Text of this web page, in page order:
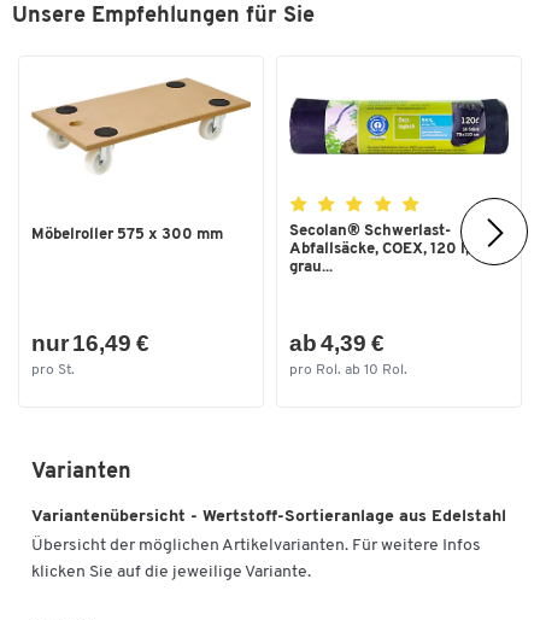
Unsere Empfehlungen für Sie
Möbelroller 575 x 300 mm
nur 16,49 €
pro St.
Secolan® Schwerlast-
Abfallsäcke, COEX, 120 l,
grau...
ab 4,39 €
pro Rol. ab 10 Rol.
Varianten
Variantenübersicht - Wertstoff-Sortieranlage aus Edelstahl
Übersicht der möglichen Artikelvarianten. Für weitere Infos
klicken Sie auf die jeweilige Variante.